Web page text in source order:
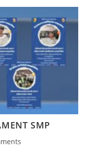
SMP